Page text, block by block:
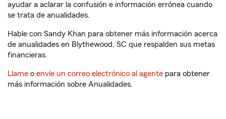
ayudar a aclarar la confusión e información errónea cuando
se trata de anualidades.
Hable con Sandy Khan para obtener más información acerca
de anualidades en Blythewood, SC que respalden sus metas
financieras.
Llame o envíe un correo electrónico al agente para obtener
más información sobre Anualidades.